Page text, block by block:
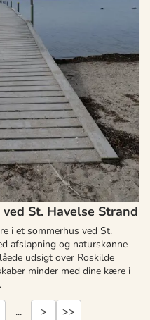
St. Havelse Strand
i et sommerhus ved St.
afslapning og naturskønne
udsigt over Roskilde
minder med dine kære i
... > >>